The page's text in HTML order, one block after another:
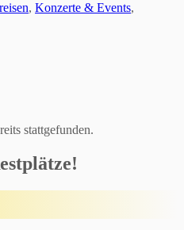
, Konzerte & Events,
stattgefunden.